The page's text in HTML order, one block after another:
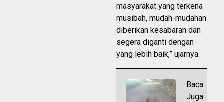
masyarakat yang terkena
musibah, mudah-mudahan
diberikan kesabaran dan
segera diganti dengan
yang lebih baik,” ujarnya.
Baca
Juga